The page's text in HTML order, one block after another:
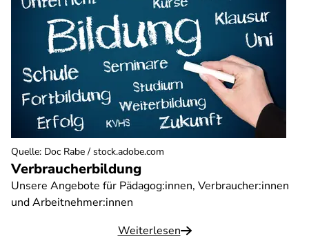
Verbraucherbildung
Unsere Angebote für Pädagog:innen, Verbraucher:innen
und Arbeitnehmer:innen
Weiterlesen
Quelle: Doc Rabe / stock.adobe.com